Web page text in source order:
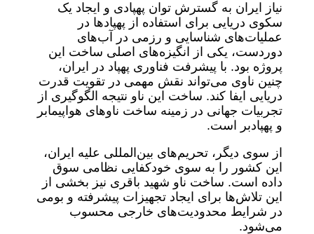
نیاز ایران به گسترش توان پهپادی و ایجاد یک
سکوی دریایی برای استفاده از پهپادها در
عملیات‌های شناسایی و رزمی در آب‌های
دوردست، یکی از انگیزه‌های اصلی ساخت این
پروژه بود. با پیشرفت فناوری پهپاد در ایران،
چنین ناوی می‌تواند نقش مهمی در تقویت قدرت
دریایی ایفا کند. ساخت این ناو نتیجه الگوگیری از
تجربیات جهانی در زمینه ساخت ناوهای هواپیمابر
و پهپادبر است.
از سوی دیگر، تحریم‌های بین‌المللی علیه ایران،
این کشور را به سوی خودکفایی نظامی سوق
داده است. ساخت ناو شهید باقری نیز بخشی از
این تلاش‌ها برای ایجاد تجهیزات پیشرفته و بومی
در شرایط محدودیت‌های خارجی محسوب
می‌شود.